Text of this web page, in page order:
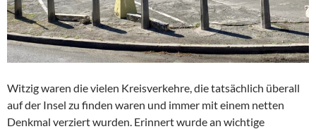
Witzig waren die vielen Kreisverkehre, die tatsächlich überall
auf der Insel zu finden waren und immer mit einem netten
Denkmal verziert wurden. Erinnert wurde an wichtige